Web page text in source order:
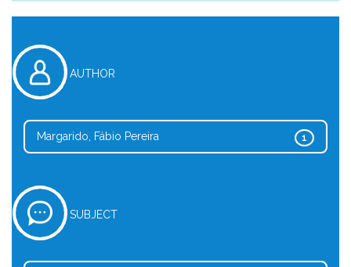
AUTHOR
1
Margarido, Fábio Pereira
SUBJECT